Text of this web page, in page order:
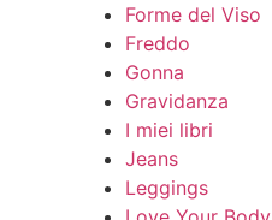
Forme del Viso
Freddo
Gonna
Gravidanza
I miei libri
Jeans
Leggings